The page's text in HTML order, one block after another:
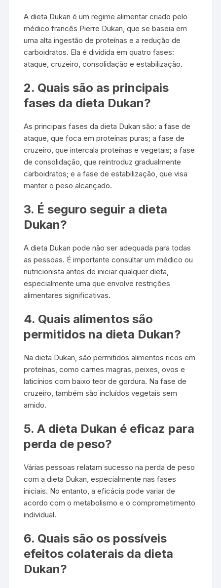
A dieta Dukan é um regime alimentar criado pelo
médico francês Pierre Dukan, que se baseia em
uma alta ingestão de proteínas e a redução de
carboidratos. Ela é dividida em quatro fases:
ataque, cruzeiro, consolidação e estabilização.
2. Quais são as principais
fases da dieta Dukan?
As principais fases da dieta Dukan são: a fase de
ataque, que foca em proteínas puras; a fase de
cruzeiro, que intercala proteínas e vegetais; a fase
de consolidação, que reintroduz gradualmente
carboidratos; e a fase de estabilização, que visa
manter o peso alcançado.
3. É seguro seguir a dieta
Dukan?
A dieta Dukan pode não ser adequada para todas
as pessoas. É importante consultar um médico ou
nutricionista antes de iniciar qualquer dieta,
especialmente uma que envolve restrições
alimentares significativas.
4. Quais alimentos são
permitidos na dieta Dukan?
Na dieta Dukan, são permitidos alimentos ricos em
proteínas, como carnes magras, peixes, ovos e
laticínios com baixo teor de gordura. Na fase de
cruzeiro, também são incluídos vegetais sem
amido.
5. A dieta Dukan é eficaz para
perda de peso?
Várias pessoas relatam sucesso na perda de peso
com a dieta Dukan, especialmente nas fases
iniciais. No entanto, a eficácia pode variar de
acordo com o metabolismo e o comprometimento
individual.
6. Quais são os possíveis
efeitos colaterais da dieta
Dukan?